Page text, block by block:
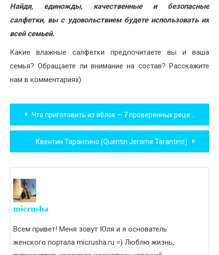
Найдя, единожды, качественные и безопасные
салфетки, вы с удовольствием будете использовать их
всей семьей.
Какие влажные салфетки предпочитаете вы и ваша
семья? Обращаете ли внимание на состав? Расскажите
нам в комментариях)
Навигация
по
записям
Что приготовить из яблок — 7 проверенных рецептов!
Квентин Тарантино (Quentin Jerome Tarantino)
micrusha
Всем привет! Меня зовут Юля и я основатель
женского портала micrusha.ru =) Люблю жизнь,